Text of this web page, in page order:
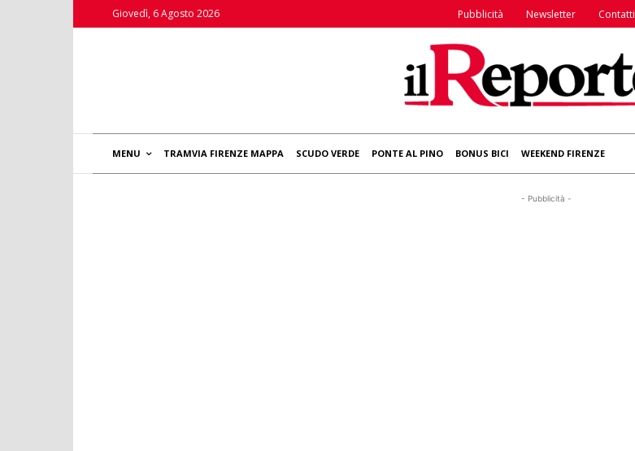
Giovedì, 6 Agosto 2026 Pubblicità Newsletter Contatti
MENU TRAMVIA FIRENZE MAPPA SCUDO VERDE PONTE AL PINO BONUS BICI WEEKEND FIRENZE
- Pubblicità -